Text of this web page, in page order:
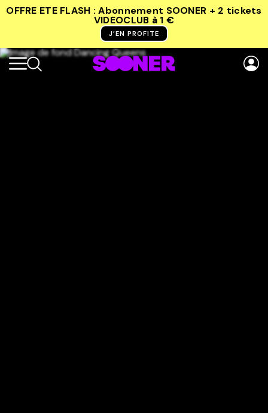
OFFRE ETE FLASH : Abonnement SOONER + 2 tickets
VIDEOCLUB à 1 €
J’EN PROFITE